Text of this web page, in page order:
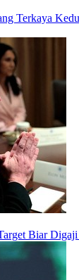
Terkaya
Biar